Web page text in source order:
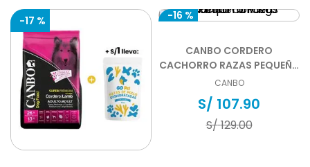
-17 % -16 %
CANBO CORDERO
CACHORRO RAZAS PEQUEÑA
7 KG
CANBO
S/ 107.90
S/129.00